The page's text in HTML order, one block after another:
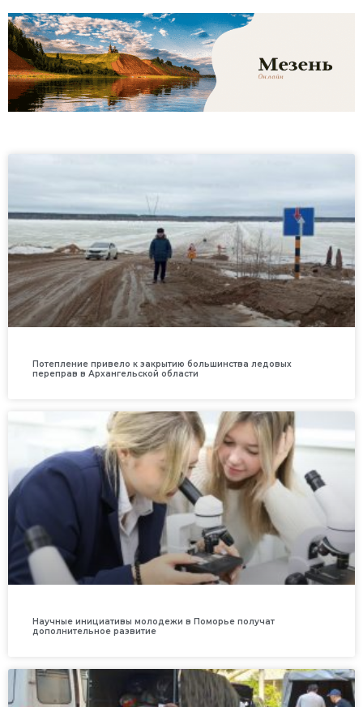
Потепление привело к закрытию большинства ледовых
переправ в Архангельской области
Научные инициативы молодежи в Поморье получат
дополнительное развитие